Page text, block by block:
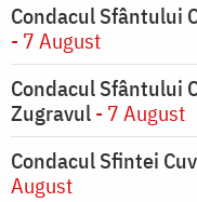
Condacul Sfântului
- 7 August
Condacul Sfântului
Zugravul- 7 August
Condacul Sfintei
August